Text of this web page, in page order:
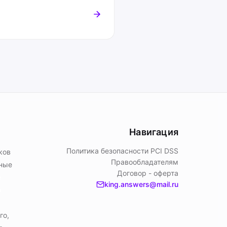
Навигация
Политика безопасности PСI DSS
Правообладателям
Договор - оферта
king.answers@mail.ru